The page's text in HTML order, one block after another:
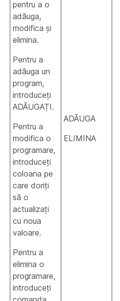
pentru a o
adăuga,
modifica și
elimina.
Pentru a
adăuga un
program,
introduceți
ADĂUGAȚI.
Pentru a
modifica o
programare,
introduceți
coloana pe
care doriți
să o
actualizați
cu noua
valoare.
Pentru a
elimina o
programare,
introduceți
ADĂUGA
ELIMINA